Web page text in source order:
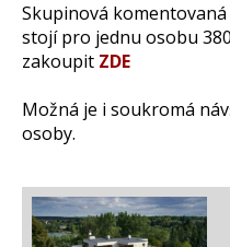
Skupinová
stojí pro jednu osobu
zakoupit ZDE
Možná je i soukromá
osoby.